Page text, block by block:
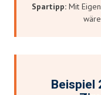
Spartipp: Mit
Beispiel